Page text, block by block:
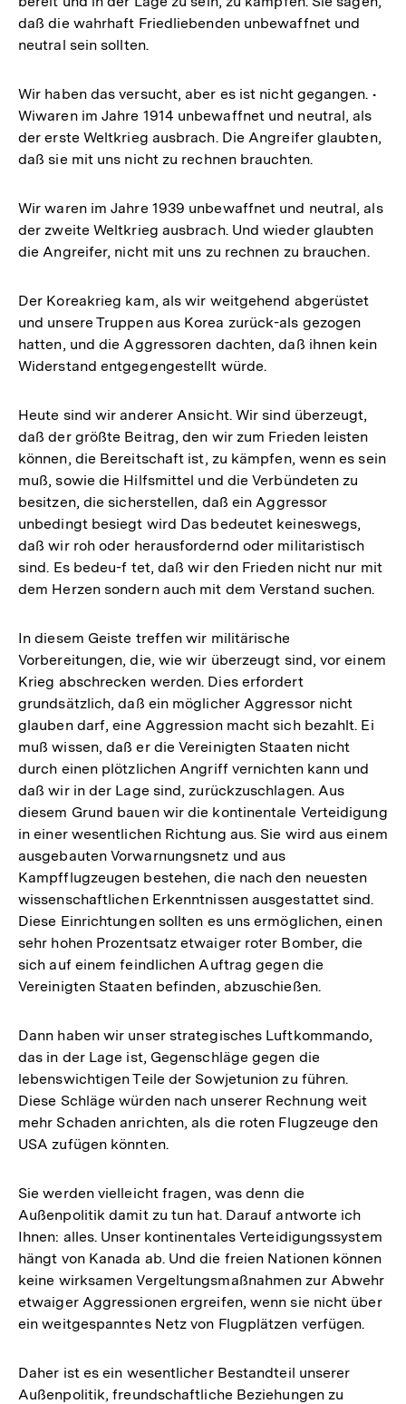
daß die wahrhaft Friedliebenden unbewaffnet und
neutral sein sollten.
Wir haben das versucht, aber es ist nicht gegangen. •
Wiwaren im Jahre 1914 unbewaffnet und neutral, als
der erste Weltkrieg ausbrach. Die Angreifer glaubten,
daß sie mit uns nicht zu rechnen brauchten.
Wir waren im Jahre 1939 unbewaffnet und neutral, als
der zweite Weltkrieg ausbrach. Und wieder glaubten
die Angreifer, nicht mit uns zu rechnen zu brauchen.
Der Koreakrieg kam, als wir weitgehend abgerüstet
und unsere Truppen aus Korea zurück-als gezogen
hatten, und die Aggressoren dachten, daß ihnen kein
Widerstand entgegengestellt würde.
Heute sind wir anderer Ansicht. Wir sind überzeugt,
daß der größte Beitrag, den wir zum Frieden leisten
können, die Bereitschaft ist, zu kämpfen, wenn es sein
muß, sowie die Hilfsmittel und die Verbündeten zu
besitzen, die sicherstellen, daß ein Aggressor
unbedingt besiegt wird Das bedeutet keineswegs,
daß wir roh oder herausfordernd oder militaristisch
sind. Es bedeu-f tet, daß wir den Frieden nicht nur mit
dem Herzen sondern auch mit dem Verstand suchen.
In diesem Geiste treffen wir militärische
Vorbereitungen, die, wie wir überzeugt sind, vor einem
Krieg abschrecken werden. Dies erfordert
grundsätzlich, daß ein möglicher Aggressor nicht
glauben darf, eine Aggression macht sich bezahlt. Ei
muß wissen, daß er die Vereinigten Staaten nicht
durch einen plötzlichen Angriff vernichten kann und
daß wir in der Lage sind, zurückzuschlagen. Aus
diesem Grund bauen wir die kontinentale Verteidigung
in einer wesentlichen Richtung aus. Sie wird aus einem
ausgebauten Vorwarnungsnetz und aus
Kampfflugzeugen bestehen, die nach den neuesten
wissenschaftlichen Erkenntnissen ausgestattet sind.
Diese Einrichtungen sollten es uns ermöglichen, einen
sehr hohen Prozentsatz etwaiger roter Bomber, die
sich auf einem feindlichen Auftrag gegen die
Vereinigten Staaten befinden, abzuschießen.
Dann haben wir unser strategisches Luftkommando,
das in der Lage ist, Gegenschläge gegen die
lebenswichtigen Teile der Sowjetunion zu führen.
Diese Schläge würden nach unserer Rechnung weit
mehr Schaden anrichten, als die roten Flugzeuge den
USA zufügen könnten.
Sie werden vielleicht fragen, was denn die
Außenpolitik damit zu tun hat. Darauf antworte ich
Ihnen: alles. Unser kontinentales Verteidigungssystem
hängt von Kanada ab. Und die freien Nationen können
keine wirksamen Vergeltungsmaßnahmen zur Abwehr
etwaiger Aggressionen ergreifen, wenn sie nicht über
ein weitgespanntes Netz von Flugplätzen verfügen.
Daher ist es ein wesentlicher Bestandteil unserer
Außenpolitik, freundschaftliche Beziehungen zu